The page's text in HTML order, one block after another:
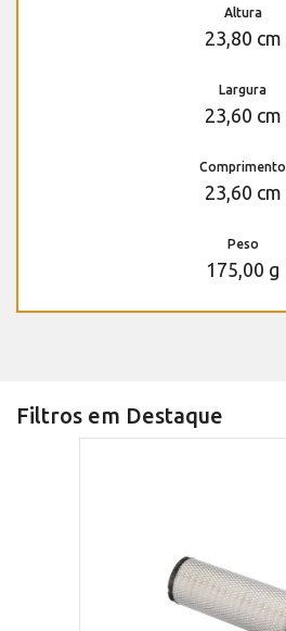
Altura
23,80 cm
Largura
23,60 cm
Comprimento
23,60 cm
Peso
175,00 g
Filtros em Destaque